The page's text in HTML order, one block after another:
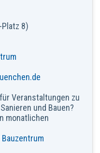
8)
Veranstaltungen zu
und Bauen?
monatlichen